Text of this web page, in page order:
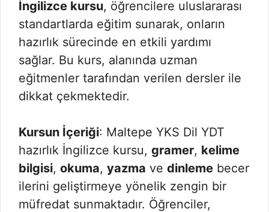
İngilizce kursu, öğrencilere uluslararası
standartlarda eğitim sunarak, onların
hazırlık sürecinde en etkili yardımı
sağlar. Bu kurs, alanında uzman
eğitmenler tarafından verilen dersler ile
dikkat çekmektedir.
Kursun İçeriği: Maltepe YKS Dil YDT
hazırlık İngilizce kursu, gramer, kelime
bilgisi, okuma, yazma ve dinleme becer
ilerini geliştirmeye yönelik zengin bir
müfredat sunmaktadır. Öğrenciler,